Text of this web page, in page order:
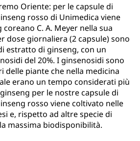
Oriente: per le capsule di
rosso di Unimedica viene
C. A. Meyer nella sua
dose giornaliera (2 capsule) sono
estratto di ginseng, con un
del 20%. I ginsenosidi sono
delle piante che nella medicina
erano un tempo considerati più
per le nostre capsule di
rosso viene coltivato nelle
e, rispetto ad altre specie di
massima biodisponibilità.